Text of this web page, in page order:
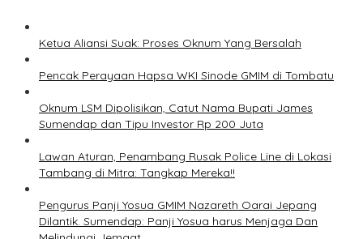
Ketua Aliansi Suak: Proses Oknum Yang Bersalah
Pencak Perayaan Hapsa WKI Sinode GMIM di Tombatu
Oknum LSM Dipolisikan, Catut Nama Bupati James
Sumendap dan Tipu Investor Rp 200 Juta
Lawan Aturan, Penambang Rusak Police Line di Lokasi
Tambang di Mitra: Tangkap Mereka!!
Pengurus Panji Yosua GMIM Nazareth Oarai Jepang
Dilantik. Sumendap: Panji Yosua harus Menjaga Dan